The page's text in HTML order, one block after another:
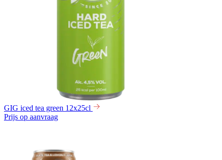
GIG iced tea green 12x25cl
Prijs op aanvraag